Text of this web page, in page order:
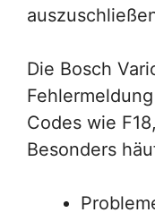
Die Bosch
Codes wie
Besonders